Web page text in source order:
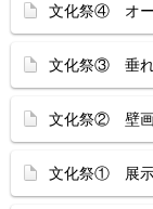
文化祭④ オー
文化祭③ 垂れ
文化祭② 壁画
文化祭① 展